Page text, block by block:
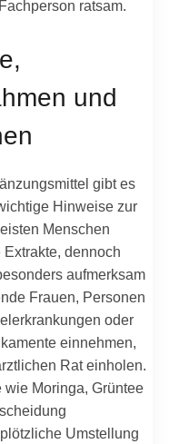
ratsam.
und
gibt es
Hinweise zur
Menschen
dennoch
aufmerksam
Frauen, Personen
oder
einnehmen,
Rat einholen.
Moringa, Grüntee
Umstellung